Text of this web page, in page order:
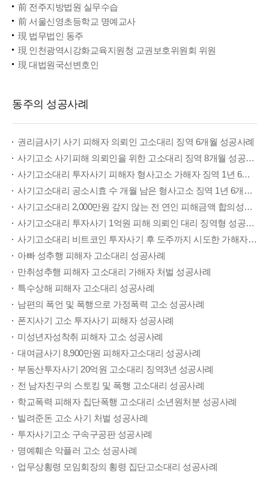
前 전주지방법원 실무수습
前 서울신영초등학교 명예교사
現 법무법인 동주
現 인천광역시강화교육지원청 교권보호위원회 위원
現 대법원국선변호인
동주의 성공사례
권리금사기 사기 피해자 의뢰인 고소대리 징역 6개월 성공사례
사기고소 사기피해 의뢰인을 위한 고소대리 징역 8개월 성공사례
사기고소대리 투자사기 피해자 형사고소 가해자 징역 1년 6월 성공사례
사기고소대리 공소시효 수 개월 남은 형사고소 징역 1년 6개월 성공사례
사기고소대리 2,000만원 갚지 않는 전 연인 피해금액 합의성공 집행유예
사기고소대리 투자사기 1억원 피해 의뢰인 대리 징역형 성공사례
사기고소대리 비트코인 투자사기 후 도주까지 시도한 가해자 구속기소 징역 1년 6개월 성공사례
아빠 성추행 피해자 고소대리 성공사례
만취성추행 피해자 고소대리 가해자 처벌 성공사례
특수상해 피해자 고소대리 성공사례
남편의 폭언 및 폭행으로 가정폭력 고소 성공사례
폰지사기 고소 투자사기 피해자 성공사례
미성년자성착취 피해자 고소 성공사례
대여금사기 8,900만원 피해자고소대리 성공사례
부동산투자사기 20억원 고소대리 징역3년 성공사례
전 남자친구의 스토킹 및 폭행 고소대리 성공사례
학교폭력 피해자 집단폭행 고소대리 소년원처분 성공사례
빌려준돈 고소 사기 처벌 성공사례
투자사기고소 구속구공판 성공사례
명예훼손 악플러 고소 성공사례
업무상횡령 모임회장의 횡령 집단고소대리 성공사례